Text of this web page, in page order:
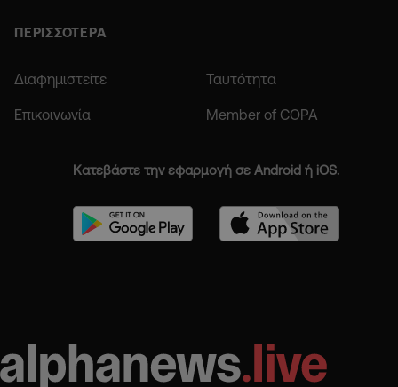
ΠΕΡΙΣΣΟΤΕΡΑ
Διαφημιστείτε Ταυτότητα
Επικοινωνία Member of COPA
Κατεβάστε την εφαρμογή σε Android ή iOS.